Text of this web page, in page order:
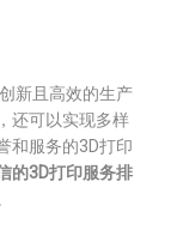
新且高效的生产
还可以实现多样
和服务的3D打印
的3D打印服务排